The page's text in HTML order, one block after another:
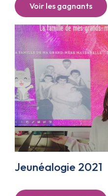
Voir les gagnants
Jeunéalogie 2021